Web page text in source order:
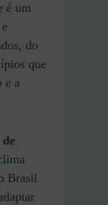
é um
do
que
e a
Brasil